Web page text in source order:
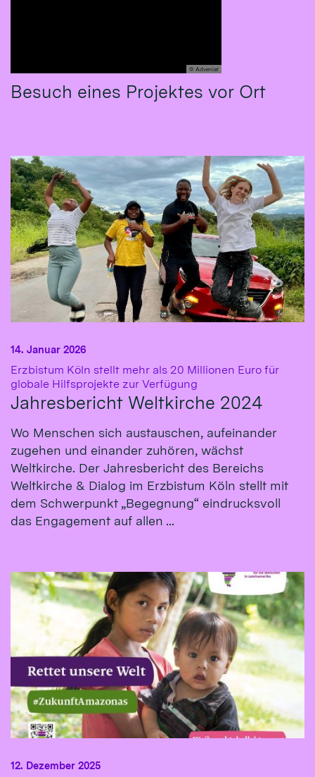
© Adveniat
Besuch eines Projektes vor Ort
Erzbistum Köln stellt mehr als 20 Millionen Euro für
globale Hilfsprojekte zur Verfügung
Jahresbericht Weltkirche 2024
14. Januar 2026
Wo Menschen sich austauschen, aufeinander
zugehen und einander zuhören, wächst
Weltkirche. Der Jahresbericht des Bereichs
Weltkirche & Dialog im Erzbistum Köln stellt mit
dem Schwerpunkt „Begegnung“ eindrucksvoll
das Engagement auf allen ...
12. Dezember 2025